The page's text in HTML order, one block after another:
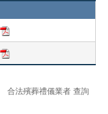
合法殯葬禮儀業者 查詢